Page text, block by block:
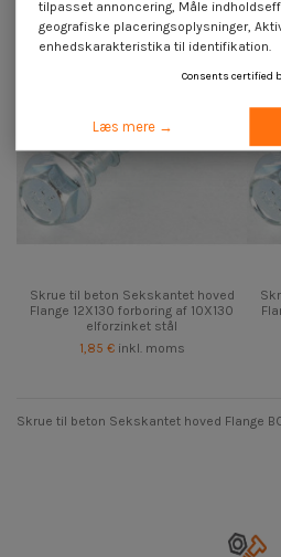
Skrue til beton Sekskantet hoved
Flange 12X130 forboring af 10X130
elforzinket stål
1,85 € inkl. moms
-20%
Skrue til beton Sekskantet hoved Flange
tilpasset annoncering, Måle
geografiske placeringsoplysninger,
enhedskarakteristika til identifikation.
Consents certified
Læs mere →